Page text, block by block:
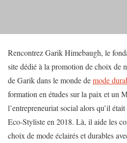
Rencontrez Garik Himebaugh, le
site dédié à la promotion de choix de
de Garik dans le monde demode
formation en études sur la paix et un
l’entrepreneuriat social alors qu’il
Eco-Styliste en 2018. Là, il aide les
choix de mode éclairés et durables